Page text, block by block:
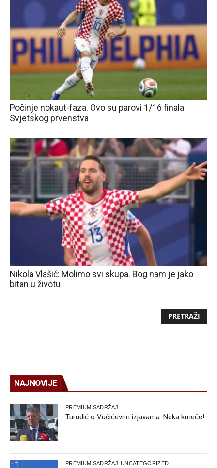
Počinje nokaut-faza. Ovo su parovi 1/16 finala
Svjetskog prvenstva
Nikola Vlašić: Molimo svi skupa. Bog nam je jako
bitan u životu
NAJNOVIJE
PREMIUM SADRŽAJ
Turudić o Vučićevim izjavama: Neka kmeče!
PREMIUM SADRŽAJ UNCATEGORIZED